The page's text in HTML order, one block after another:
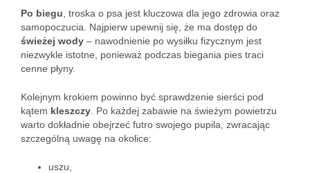
Po biegu , troska o psa jest kluczowa dla jego zdrowia oraz
samopoczucia. Najpierw upewnij się, że ma dostęp do
świeżej wody – nawodnienie po wysiłku fizycznym jest
niezwykle istotne, ponieważ podczas biegania pies traci
cenne płyny.
Kolejnym krokiem powinno być sprawdzenie sierści pod
kątem kleszczy . Po każdej zabawie na świeżym powietrzu
warto dokładnie obejrzeć futro swojego pupila, zwracając
szczególną uwagę na okolice:
uszu,